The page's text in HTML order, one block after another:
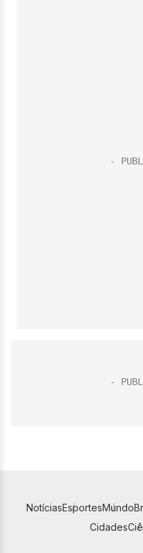
NotíciasEsportesMundo
Cidades